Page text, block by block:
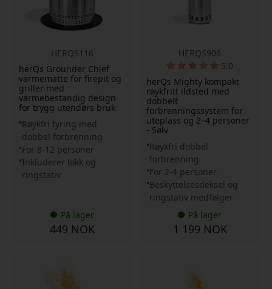
HERQS116
herQs Grounder Chief
varmematte for firepit og
griller med
varmebestandig design
for trygg utendørs bruk
Røykfri fyring med
dobbel forbrenning
For 8-12 personer
Inkluderer lokk og
ringstativ
På lager
449 NOK
HERQS906
5.0
herQs Mighty kompakt
røykfritt ildsted med
dobbelt
forbrenningssystem for
uteplass og 2–4 personer
- Sølv
Røykfri dobbel
forbrenning
For 2-4 personer
Beskyttelsesdeksel og
ringstativ medfølger
På lager
1 199 NOK